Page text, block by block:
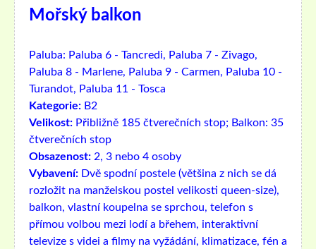
Mořský balkon
Paluba: Paluba 6 - Tancredi, Paluba 7 - Zivago,
Paluba 8 - Marlene, Paluba 9 - Carmen, Paluba 10 -
Turandot, Paluba 11 - Tosca
Kategorie: B2
Velikost: Přibližně 185 čtverečních stop; Balkon: 35
čtverečních stop
Obsazenost: 2, 3 nebo 4 osoby
Vybavení: Dvě spodní postele (většina z nich se dá
rozložit na manželskou postel velikosti queen-size),
balkon, vlastní koupelna se sprchou, telefon s
přímou volbou mezi lodí a břehem, interaktivní
televize s videi a filmy na vyžádání, klimatizace, fén a